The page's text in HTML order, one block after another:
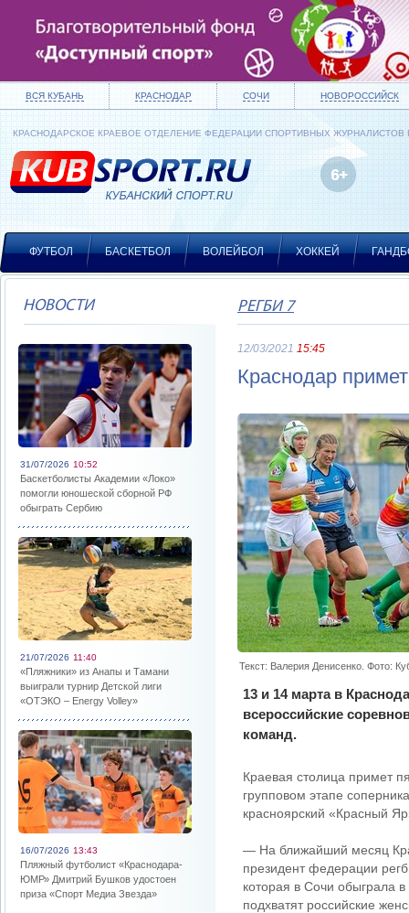
ВСЯ КУБАНЬ КРАСНОДАР СОЧИ НОВОРОССИЙСК
КРАСНОДАРСКОЕ КРАЕВОЕ ОТДЕЛЕНИЕ ФЕДЕРАЦИИ СПОРТИВНЫХ ЖУРНАЛИСТОВ
ФУТБОЛ БАСКЕТБОЛ ВОЛЕЙБОЛ ХОККЕЙ
НОВОСТИ
31/07/2026 10:52
Баскетболисты Академии «Локо»
помогли юношеской сборной РФ
обыграть Сербию
21/07/2026 11:40
«Пляжники» из Анапы и Тамани
выиграли турнир Детской лиги
«ОТЭКО – Energy Volley»
16/07/2026 13:43
Пляжный футболист «Краснодара-
ЮМР» Дмитрий Бушков удостоен
приза «Спорт Медиа Звезда»
РЕГБИ 7
12/03/2021 15:45
Краснодар
Текст: Валерия Денисенко. Фото:
13 и 14 марта в
всероссийские
команд.
Краевая столица примет
групповом этапе
красноярский «Красный
— На ближайший месяц
президент федерации
которая в Сочи обыграла
подхватят российские